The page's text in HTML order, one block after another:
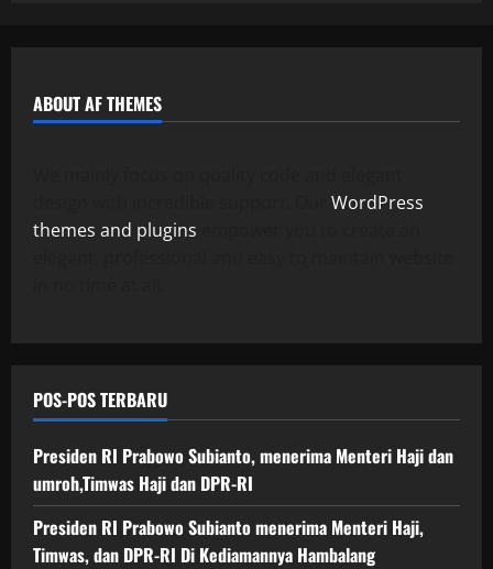
ABOUT AF THEMES
WordPress
themes and plugins
POS-POS TERBARU
Presiden RI Prabowo Subianto, menerima Menteri Haji dan
umroh,Timwas Haji dan DPR-RI
Presiden RI Prabowo Subianto menerima Menteri Haji,
Timwas, dan DPR-RI Di Kediamannya Hambalang